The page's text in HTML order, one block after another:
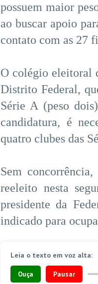
possuem maior
ao buscar apoio
contato com as 27
O colégio eleitoral
Distrito Federal,
Série A (peso
candidatura, é
quatro clubes das
Sem
reeleito nesta
presidente da
indicado para
Leia o texto em voz alta:
Ouça Pausar